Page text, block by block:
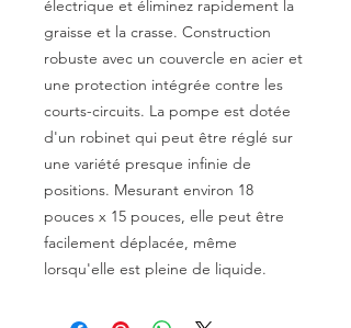
électrique et éliminez rapidement la
graisse et la crasse. Construction
robuste avec un couvercle en acier et
une protection intégrée contre les
courts-circuits. La pompe est dotée
d'un robinet qui peut être réglé sur
une variété presque infinie de
positions. Mesurant environ 18
pouces x 15 pouces, elle peut être
facilement déplacée, même
lorsqu'elle est pleine de liquide.